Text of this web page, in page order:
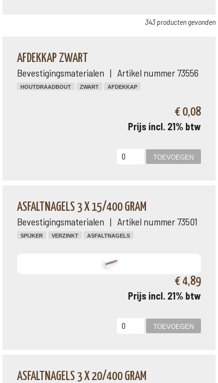
343 producten gevonden
AFDEKKAP ZWART
Bevestigingsmaterialen | Artikel nummer 73556
HOUTDRAADBOUT ZWART AFDEKKAP
€ 0,08
Prijs incl. 21% btw
ASFALTNAGELS 3 X 15/400 GRAM
Bevestigingsmaterialen | Artikel nummer 73501
SPIJKER VERZINKT ASFALTNAGELS
€ 4,89
Prijs incl. 21% btw
ASFALTNAGELS 3 X 20/400 GRAM